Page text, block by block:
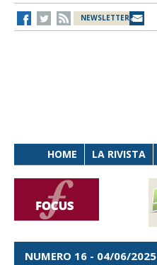
NEWSLETTER
HOME LA RIVISTA
NUMERO 16 - 04/06/2025